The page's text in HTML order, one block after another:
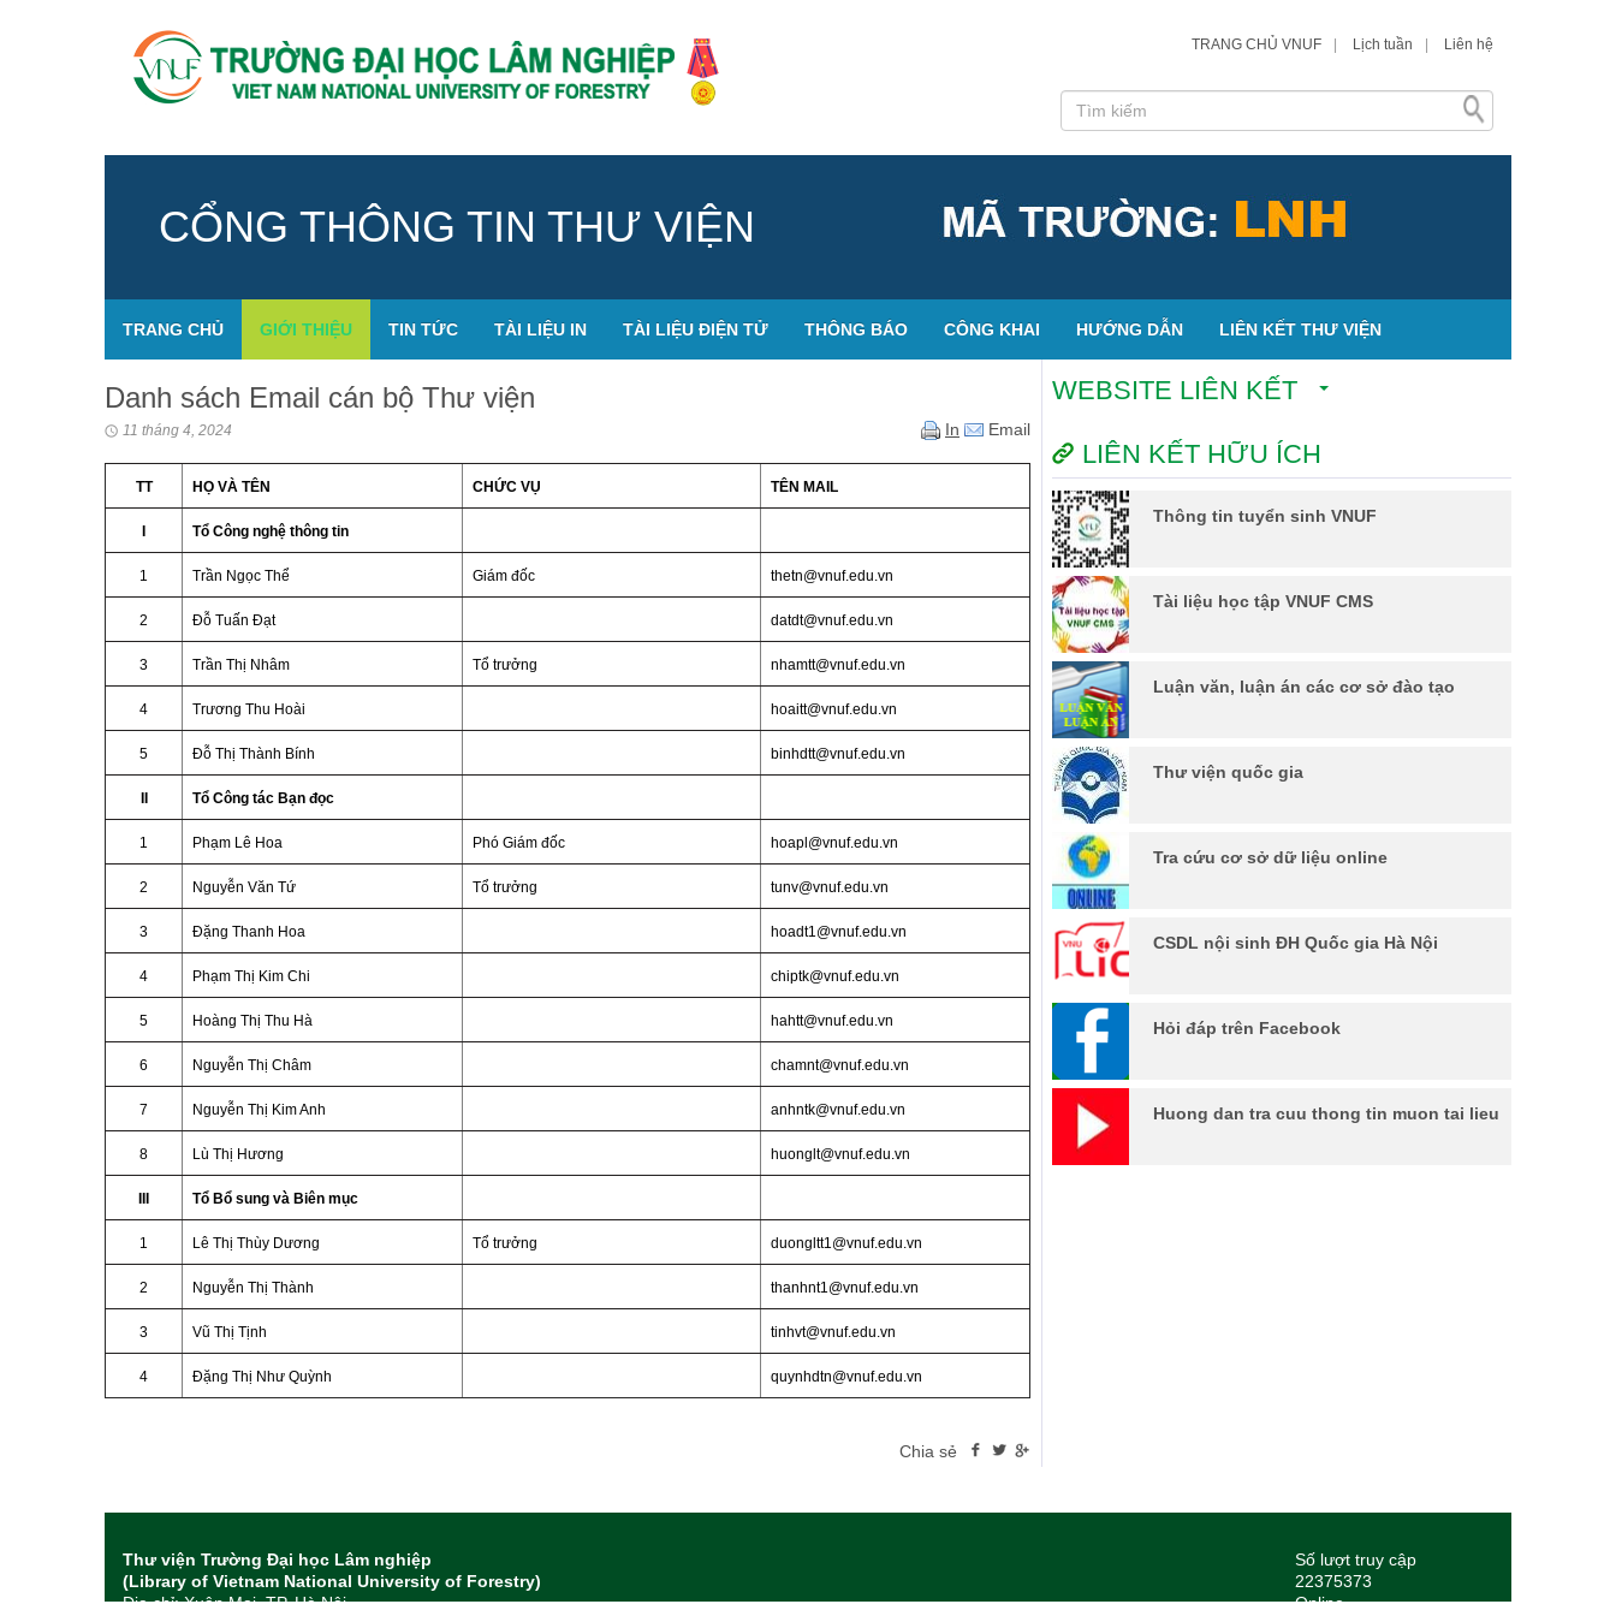
TRANG CHỦ VNUF Lịch tuần Liên hệ
CỔNG THÔNG TIN THƯ VIỆN
TRANG CHỦ GIỚI THIỆU TIN TỨC TÀI LIỆU IN TÀI LIỆU ĐIỆN TỬ THÔNG BÁO CÔNG KHAI HƯỚNG DẪN LIÊN KẾT THƯ VIỆN
Danh sách Email cán bộ Thư viện
11 tháng 4, 2024 In Email
TT HỌ VÀ TÊN CHỨC VỤ TÊN MAIL
Tổ Công nghệ thông tin
1 Trần Ngọc Thể Giám đốc thetn@vnuf.edu.vn
2 Đỗ Tuấn Đạt datdt@vnuf.edu.vn
3 Trần Thị Nhâm Tổ trưởng nhamtt@vnuf.edu.vn
4 Trương Thu Hoài hoaitt@vnuf.edu.vn
5 Đỗ Thị Thành Bính binhdtt@vnuf.edu.vn
Tổ Công tác Bạn đọc
1 Phạm Lê Hoa Phó Giám đốc hoapl@vnuf.edu.vn
2 Nguyễn Văn Tứ Tổ trưởng tunv@vnuf.edu.vn
3 Đặng Thanh Hoa hoadt1@vnuf.edu.vn
4 Phạm Thị Kim Chi chiptk@vnuf.edu.vn
5 Hoàng Thị Thu Hà hahtt@vnuf.edu.vn
6 Nguyễn Thị Châm chamnt@vnuf.edu.vn
7 Nguyễn Thị Kim Anh anhntk@vnuf.edu.vn
8 Lù Thị Hương huonglt@vnuf.edu.vn
Tổ Bổ sung và Biên mục
1 Lê Thị Thùy Dương Tổ trưởng duongltt1@vnuf.edu.vn
2 Nguyễn Thị Thành thanhnt1@vnuf.edu.vn
3 Vũ Thị Tịnh tinhvt@vnuf.edu.vn
4 Đặng Thị Như Quỳnh quynhdtn@vnuf.edu.vn
Chia sẻ
WEBSITE LIÊN KẾT
LIÊN KẾT HỮU ÍCH
Thông tin tuyển sinh VNUF
Tài liệu học tập VNUF CMS
Luận văn, luận án các cơ sở đào tạo
Thư viện quốc gia
Tra cứu cơ sở dữ liệu online
CSDL nội sinh ĐH Quốc gia Hà Nội
Hỏi đáp trên Facebook
Huong dan tra cuu thong tin muon tai lieu
Thư viện Trường Đại học Lâm nghiệp
(Library of Vietnam National University of Forestry)
Địa chỉ: Xuân Mai, TP. Hà Nội
Số lượt truy cập
22375373
Online